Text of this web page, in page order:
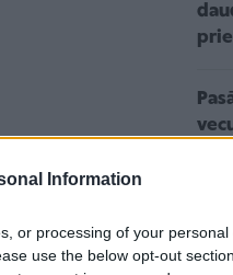
Information
or processing of your personal
use the below opt-out